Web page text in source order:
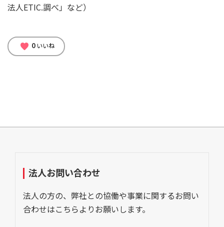
法人ETIC.調べ」など）
favorite 0 いいね
法人お問い合わせ
法人の方の、弊社との協働や事業に関するお問い
合わせはこちらよりお願いします。